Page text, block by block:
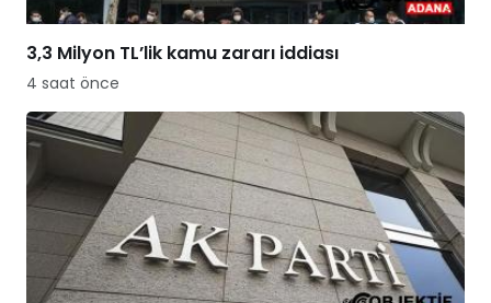
3,3 Milyon TL’lik kamu zararı iddiası
4 saat önce